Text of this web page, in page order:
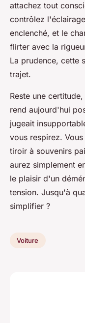
attachez tout
contrôlez
enclenché, et le
flirter avec la
La prudence, cette
trajet.
Reste une
rend aujourd'hui
jugeait
vous respirez.
tiroir à souvenirs
aurez simplement
le plaisir d'un
tension. Jusqu'à
simplifier ?
Voiture